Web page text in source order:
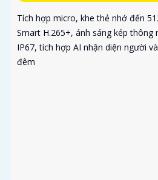
Tích hợp micro, khe thẻ nhớ đến
Smart H.265+, ánh sáng kép thông
IP67, tích hợp AI nhận diện người
đêm